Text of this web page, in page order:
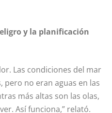
y la planificación
Las condiciones del mar
pero no eran aguas en las
más altas son las olas,
Así funciona,” relató.